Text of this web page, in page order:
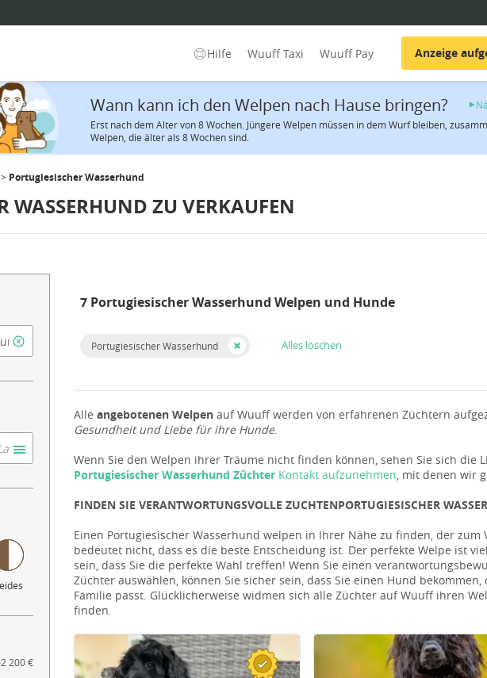
Hilfe Wuuff Taxi Wuuff Pay Anzeige
Wann kann ich den Welpen nach Hause bringen?
Erst nach dem Alter von 8 Wochen. Jüngere Welpen müssen in dem Wurf bleiben,
Welpen, die älter als 8 Wochen sind.
Portugiesischer Wasserhund
WASSERHUND ZU VERKAUFEN
2 200 €
7 Portugiesischer Wasserhund Welpen und Hunde
Portugiesischer Wasserhund Alles löschen
Alle angebotenen Welpen auf Wuuff werden von erfahrenen Züchtern
Gesundheit und Liebe für ihre Hunde.
Wenn Sie den Welpen ihrer Träume nicht finden können, sehen Sie sich die
Portugiesischer Wasserhund Züchter Kontakt aufzunehmen, mit denen wir
FINDEN SIE VERANTWORTUNGSVOLLE ZUCHTENPORTUGIESISCHER
Einen Portugiesischer Wasserhund welpen in Ihrer Nähe zu finden, der
bedeutet nicht, dass es die beste Entscheidung ist. Der perfekte Welpe ist
sein, dass Sie die perfekte Wahl treffen! Wenn Sie einen
Züchter auswählen, können Sie sicher sein, dass Sie einen Hund
Familie passt. Glücklicherweise widmen sich alle Züchter auf Wuuff ihren
finden.